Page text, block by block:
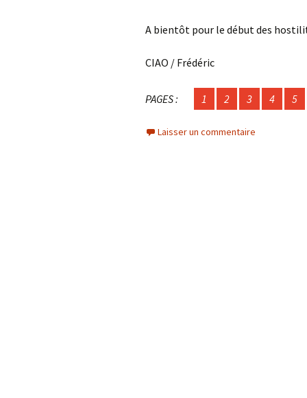
A bientôt pour le début des
CIAO / Frédéric
PAGES : 1 2 3 4 5
Laisser un commentaire